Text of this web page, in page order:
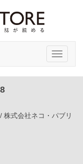
Toggle
株式会社ネコ・パブリ